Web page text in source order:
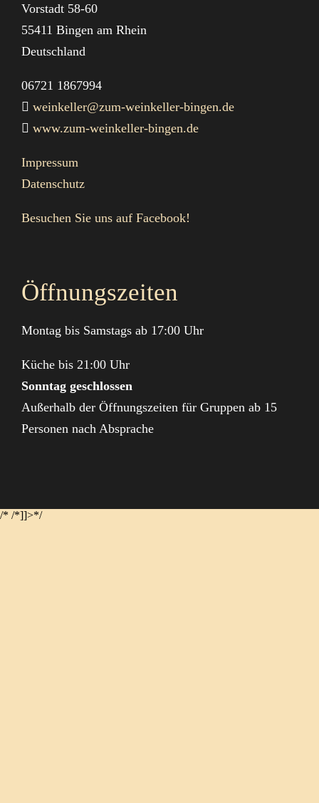
Vorstadt 58-60
55411 Bingen am Rhein
Deutschland
06721 1867994
weinkeller@zum-weinkeller-bingen.de
www.zum-weinkeller-bingen.de
Impressum
Datenschutz
Besuchen Sie uns auf Facebook!
Öffnungszeiten
Montag bis Samstags ab 17:00 Uhr
Küche bis 21:00 Uhr
Sonntag geschlossen
Außerhalb der Öffnungszeiten für Gruppen ab 15
Personen nach Absprache
/* /*]]>*/